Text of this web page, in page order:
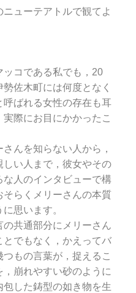
ューテアトルで観てよ
コである私でも，20
佐木町には何度となく
ばれる女性の存在も耳
際にお目にかかったこ
んを知らない人から，
い人まで，彼女やその
な人のインタビューで構
そらくメリーさんの本質
思います。
共通部分にメリーさん
でもなく，かえってバ
もの言葉が，捉えるこ
崩れやすい砂のように
した鋳型の如き物を生